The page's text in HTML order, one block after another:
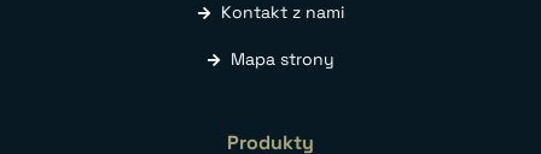
Kontakt z nami
Mapa strony
Produkty